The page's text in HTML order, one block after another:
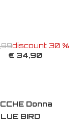
discount 30 %
€ 34,90
Donna
BIRD